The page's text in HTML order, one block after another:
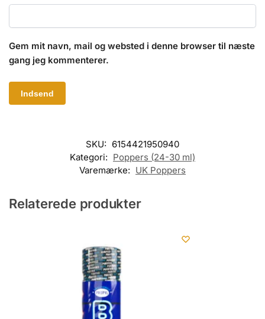
Gem mit navn, mail og websted i denne browser til næste
gang jeg kommenterer.
SKU: 6154421950940
Kategori: Poppers (24-30 ml)
Varemærke: UK Poppers
Relaterede produkter